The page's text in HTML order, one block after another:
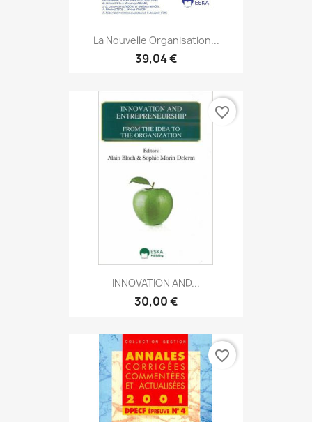
La Nouvelle Organisation...
39,04 €
INNOVATION AND...
30,00 €
favorite_border
favorite_border